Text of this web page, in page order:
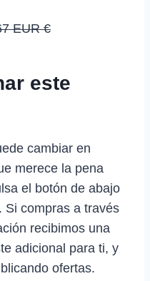
EUR €
este
cambiar en
merece la pena
el botón de abajo
Si compras a través
recibimos una
adicional para ti, y
ofertas.